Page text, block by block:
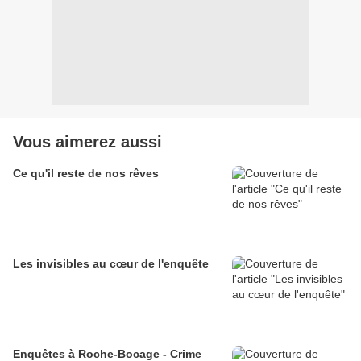
Vous aimerez aussi
Ce qu'il reste de nos rêves
Les invisibles au cœur de l'enquête
Enquêtes à Roche-Bocage - Crime